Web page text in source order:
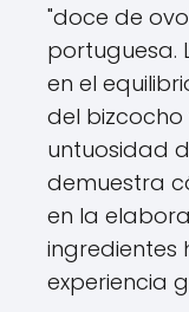
"doce de
portuguesa.
en el
del
untuosidad
demuestra
en la
ingredientes
experiencia